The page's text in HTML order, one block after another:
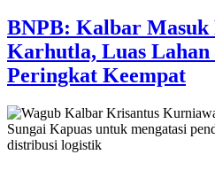
BNPB: Kalbar Masuk
Karhutla, Luas
Peringkat Keempat